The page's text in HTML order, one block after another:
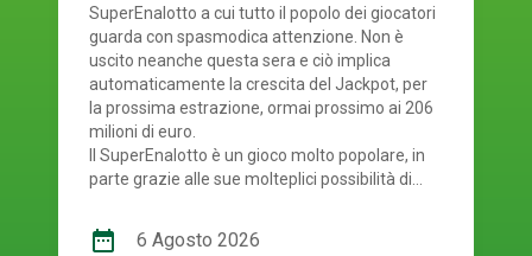
SuperEnalotto a cui tutto il popolo dei giocatori
guarda con spasmodica attenzione. Non è
uscito neanche questa sera e ciò implica
automaticamente la crescita del Jackpot, per
la prossima estrazione, ormai prossimo ai 206
milioni di euro.
Il SuperEnalotto è un gioco molto popolare, in
parte grazie alle sue molteplici possibilità di
estrazione bisogna verificare diversi risultati.
Per gestire tutto facilmente e rapidamente,
date_range 6 Agosto 2026